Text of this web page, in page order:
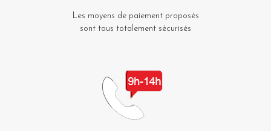
Les moyens de paiement proposés
sont tous totalement sécurisés